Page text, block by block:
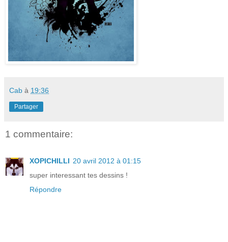
Cab à 19:36
Partager
1 commentaire:
XOPICHILLI 20 avril 2012 à 01:15
super interessant tes dessins !
Répondre